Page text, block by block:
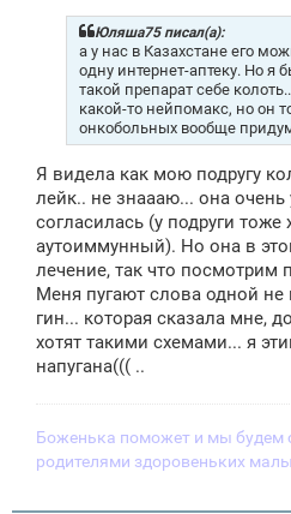
Юляша75 писал(а):
а у нас в Казахстане его
одну интернет-аптеку. Но я
такой препарат себе
какой-то нейпомакс, но он
онкобольных вообще
Я видела как мою подругу
лейк.. не знаааю... она очень
согласилась (у подруги тоже
аутоиммунный). Но она в
лечение, так что посмотрим
Меня пугают слова одной
гин... которая сказала мне,
хотят такими схемами... я
напугана((( ..
Боженька поможет и мы
родителями здоровеньких